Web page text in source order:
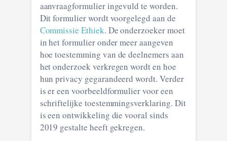
aanvraagformulier ingevuld te worden.
Dit formulier wordt voorgelegd aan de
Commissie Ethiek. De onderzoeker moet
in het formulier onder meer aangeven
hoe toestemming van de deelnemers aan
het onderzoek verkregen wordt en hoe
hun privacy gegarandeerd wordt. Verder
is er een voorbeeldformulier voor een
schriftelijke toestemmingsverklaring. Dit
is een ontwikkeling die vooral sinds
2019 gestalte heeft gekregen.